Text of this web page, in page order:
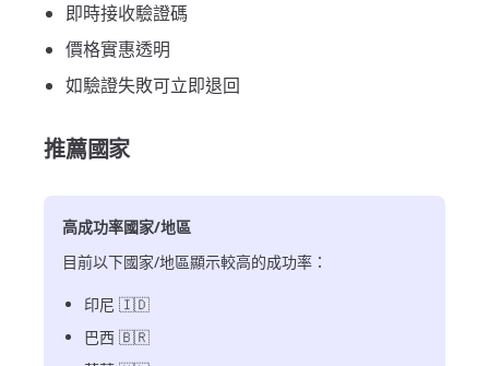
即時接收驗證碼
價格實惠透明
如驗證失敗可立即退回
推薦國家
高成功率國家/地區
目前以下國家/地區顯示較高的成功率：
印尼 🇮🇩
巴西 🇧🇷